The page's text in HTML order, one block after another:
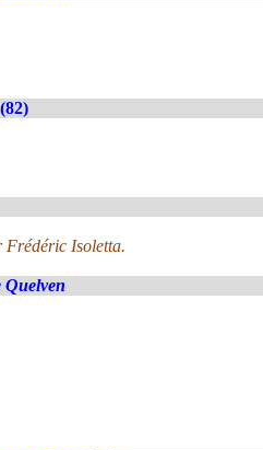
Frédéric Isoletta.
Quelven